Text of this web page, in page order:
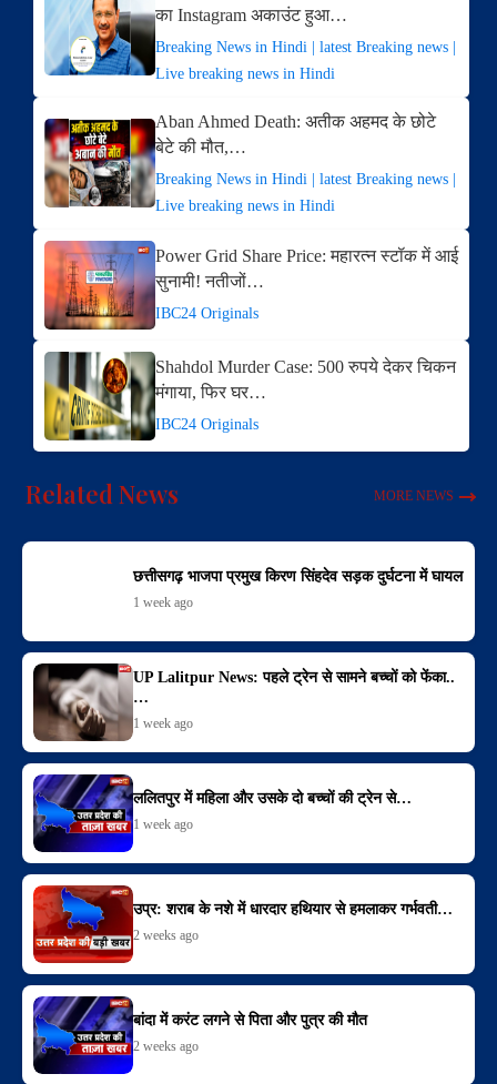
का Instagram अकाउंट हुआ…
Breaking News in Hindi | latest Breaking news |
Live breaking news in Hindi
Aban Ahmed Death: अतीक अहमद के छोटे
बेटे की मौत,…
Breaking News in Hindi | latest Breaking news |
Live breaking news in Hindi
Power Grid Share Price: महारत्न स्टॉक में आई
सुनामी! नतीजों…
IBC24 Originals
Shahdol Murder Case: 500 रुपये देकर चिकन
मंगाया, फिर घर…
IBC24 Originals
Related News MORE NEWS
छत्तीसगढ़ भाजपा प्रमुख किरण सिंहदेव सड़क दुर्घटना में घायल
1 week ago
UP Lalitpur News: पहले ट्रेन से सामने बच्चों को फेंका..
…
1 week ago
ललितपुर में महिला और उसके दो बच्चों की ट्रेन से…
1 week ago
उप्र: शराब के नशे में धारदार हथियार से हमलाकर गर्भवती…
2 weeks ago
बांदा में करंट लगने से पिता और पुत्र की मौत
2 weeks ago